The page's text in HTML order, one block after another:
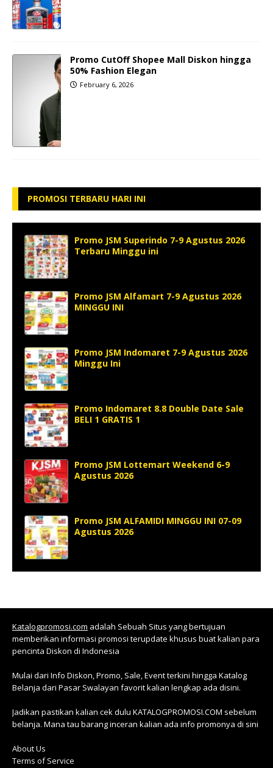
Promo CutOff Shopee Mall Diskon hingga
50% Fashion Elegan
February 6, 2026
PROMOSI TERBARU HARI INI
Promo JSM Superindo 7-9 Agustus 2026
Terbaru Minggu ini
Promo JSM Alfamart 7-9 Agustus 2026
MINGGU INI
Promo JSM Indomaret 7-9 Agustus 2026
Minggu Ini
Promo Indomaret 8.8 Double Date Sale
BELI 1 GRATIS 1
Promo JSM Lottemart Weekend 6-9
Agustus 2026
Promo JSM ALFAMIDI MINGGU INI 07-09
Agustus 2026
Katalogpromosi.com adalah Sebuah Situs yang bertujuan
memberikan informasi promosi terupdate khusus buat kalian para
pencinta Diskon di Indonesia
Mulai dari Info Diskon, Promo, Sale, Event terkini hingga Katalog
Belanja dari Pasar Swalayan favorit kalian lengkap ada disini.
Jadikan pastikan kalian cek dulu KATALOGPROMOSI.COM sebelum
belanja. Mana tau barang inceran kalian ada info promonya di sini
About Us
Terms of Service